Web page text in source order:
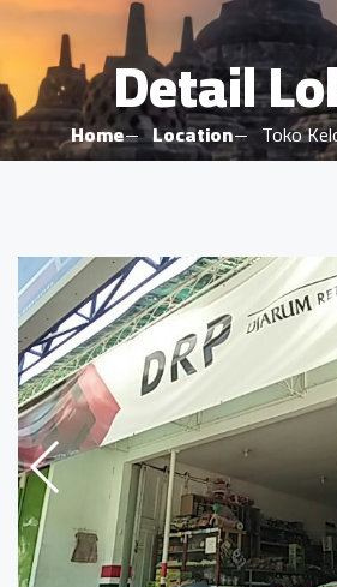
Detail
Home Location Toko